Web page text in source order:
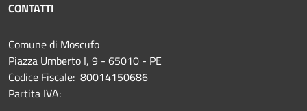
CONTATTI
Comune di Moscufo
Piazza Umberto I, 9 - 65010 - PE
Codice Fiscale: 80014150686
Partita IVA: